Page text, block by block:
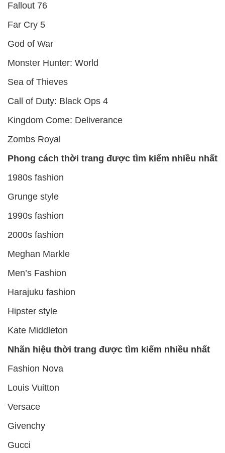
Fallout 76
Far Cry 5
God of War
Monster Hunter: World
Sea of Thieves
Call of Duty: Black Ops 4
Kingdom Come: Deliverance
Zombs Royal
Phong cách thời trang được tìm kiếm nhiều nhất
1980s fashion
Grunge style
1990s fashion
2000s fashion
Meghan Markle
Men’s Fashion
Harajuku fashion
Hipster style
Kate Middleton
Nhãn hiệu thời trang được tìm kiếm nhiều nhất
Fashion Nova
Louis Vuitton
Versace
Givenchy
Gucci